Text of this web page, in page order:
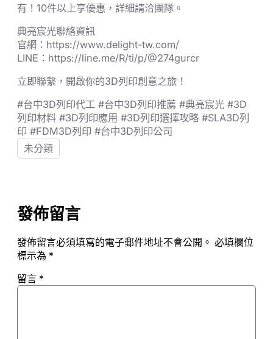
有！10件以上享優惠，詳細請洽團隊。
典亮宸光聯絡資訊
官網：https://www.delight-tw.com/
LINE：https://line.me/R/ti/p/@274gurcr
立即聯繫，開啟你的3D列印創意之旅！
#台中3D列印代工 #台中3D列印推薦 #典亮宸光 #3D
列印材料 #3D列印應用 #3D列印選擇攻略 #SLA3D列
印 #FDM3D列印 #台中3D列印公司
未分類
發佈留言
發佈留言必須填寫的電子郵件地址不會公開。 必填欄位
標示為 *
留言 *